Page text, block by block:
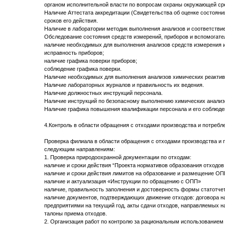
органом исполнительной власти по вопросам охраны окружающей
Наличие Аттестата аккредитации (Свидетельства об оценке
сроков его действия.
Наличие в лаборатории методик выполнения анализов и
Обследование состояния средств измерений, приборов и
наличие необходимых для выполнения анализов средств измерения
исправность приборов;
наличие графика поверки приборов;
соблюдение графика поверки.
Наличие необходимых для выполнения анализов химических
Наличие лабораторных журналов и правильность их ведения.
Наличие должностных инструкций персонала.
Наличие инструкций по безопасному выполнению химических
Наличие графика повышения квалификации персонала и его
4.Контроль в области обращения с отходами производства и
Проверка филиала в области обращения с отходами производства
следующим направлениям:
1. Проверка природоохранной документации по отходам:
наличие и сроки действия “Проекта нормативов образования
наличие и сроки действия лимитов на образование и размещение
наличие и актуализация «Инструкции по обращению с ОПП»
наличие, правильность заполнения и достоверность формы
наличие документов, подтверждающих движение отходов: договора
предприятиями на текущий год, акты сдачи отходов, направляемых
талоны приема отходов.
2. Организация работ по контролю за рациональным